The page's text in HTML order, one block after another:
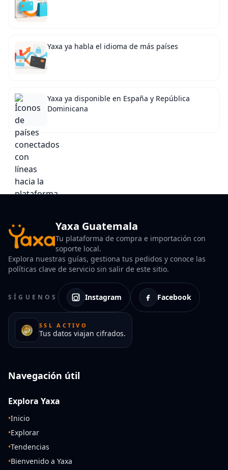
Yaxa ya habla el idioma de más países
Yaxa ya disponible en España y República
Dominicana
Yaxa Guatemala
Tu plataforma de compra e importación con
soporte local.
Explora nuestras guías, gestiona tus pedidos y conoce las
políticas clave de servicio sin salir de este sitio.
SÍGUENOS Instagram Facebook
SSL ACTIVO
Tus datos viajan cifrados.
Navegación útil
Explora Yaxa
•Inicio
•Explorar
•Tendencias
•Bienvenido a Yaxa